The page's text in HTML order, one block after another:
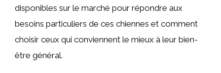
disponibles sur le marché pour répondre aux
besoins particuliers de ces chiennes et comment
choisir ceux qui conviennent le mieux à leur bien-
être général.